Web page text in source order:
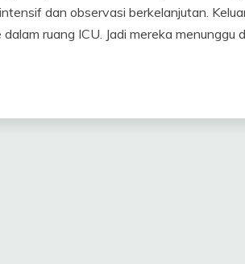
dan observasi berkelanjutan.
ruang ICU. Jadi mereka menunggu